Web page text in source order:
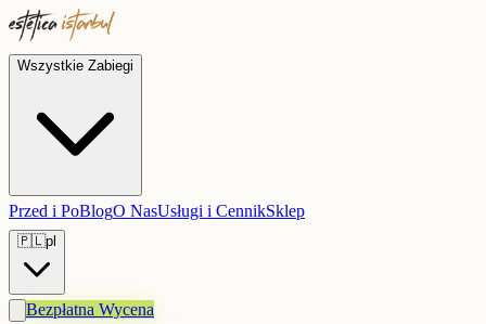
Wszystkie Zabiegi
Przed i PoBlogO NasUsługi i CennikSklep
🇵🇱pl
Bezpłatna Wycena